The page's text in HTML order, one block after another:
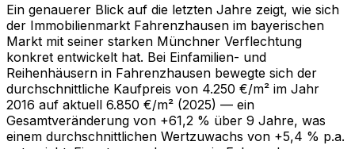
Ein genauerer Blick auf die letzten Jahre zeigt, wie sich
der Immobilienmarkt Fahrenzhausen im bayerischen
Markt mit seiner starken Münchner Verflechtung
konkret entwickelt hat. Bei Einfamilien- und
Reihenhäusern in Fahrenzhausen bewegte sich der
durchschnittliche Kaufpreis von 4.250 €/m² im Jahr
2016 auf aktuell 6.850 €/m² (2025) — ein
Gesamtveränderung von +61,2 % über 9 Jahre, was
einem durchschnittlichen Wertzuwachs von +5,4 % p.a.